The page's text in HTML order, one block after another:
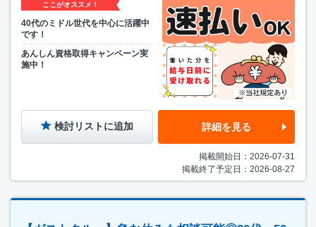
ここがオススメ！
40代のミドル世代を中心に活躍中
です！
あんしん資格取得キャンペーン実
施中！
検討リストに追加 詳細を見る
掲載開始日：2026-07-31
掲載終了予定日：2026-08-27